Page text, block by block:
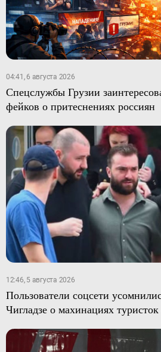
04:41, 6 августа 2026
Спецслужбы Грузии
фейков о притеснениях россиян
12:46, 5 августа 2026
Пользователи соцсети
Чигладзе о махинациях туристок